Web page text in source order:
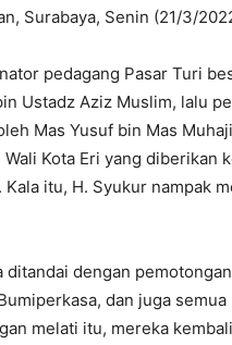
Surabaya, Senin (21/3/
pedagang Pasar Turi
Ustadz Aziz Muslim, lalu
Mas Yusuf bin Mas
Kota Eri yang diberikan
itu, H. Syukur nampak
dengan
dan juga
melati itu, mereka